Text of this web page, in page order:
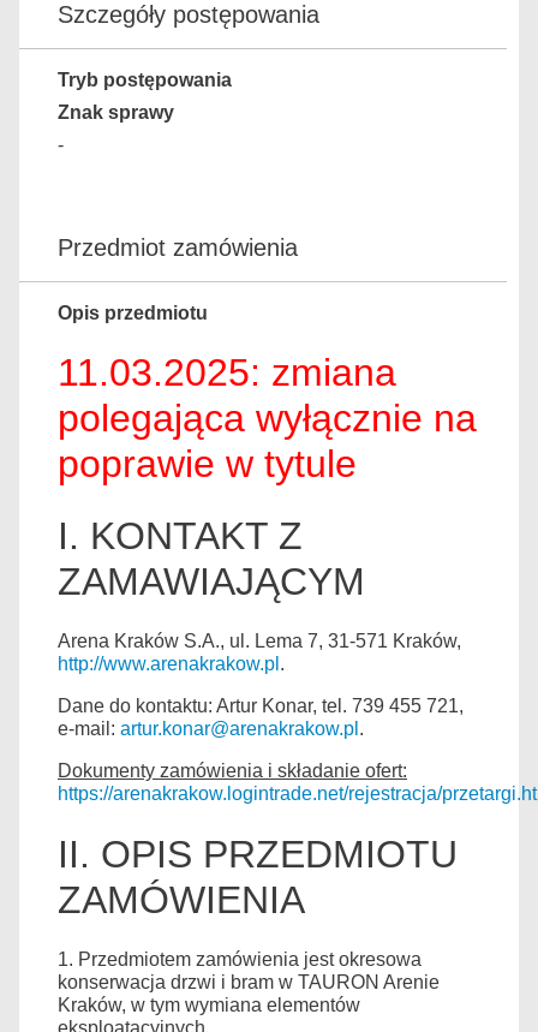
Szczegóły postępowania
Tryb postępowania
Znak sprawy
-
Przedmiot zamówienia
Opis przedmiotu
11.03.2025: zmiana
polegająca wyłącznie na
poprawie w tytule
I. KONTAKT Z
ZAMAWIAJĄCYM
Arena Kraków S.A., ul. Lema 7, 31-571 Kraków,
http://www.arenakrakow.pl .
Dane do kontaktu: Artur Konar, tel. 739 455 721,
e-mail: artur.konar@arenakrakow.pl .
Dokumenty zamówienia i składanie ofert:
https://arenakrakow.logintrade.net/rejestracja/
II. OPIS PRZEDMIOTU
ZAMÓWIENIA
1. Przedmiotem zamówienia jest okresowa
konserwacja drzwi i bram w TAURON Arenie
Kraków, w tym wymiana elementów